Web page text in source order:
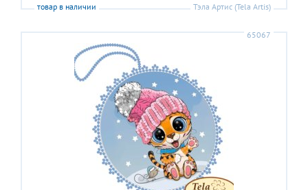
товар в наличии Тэла Артис (Tela Artis)
65067